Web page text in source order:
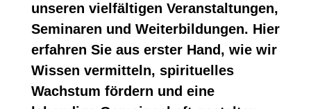
unseren vielfältigen Veranstaltungen,
Seminaren und Weiterbildungen. Hier
erfahren Sie aus erster Hand, wie wir
Wissen vermitteln, spirituelles
Wachstum fördern und eine